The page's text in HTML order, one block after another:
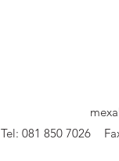
Tel: 081 850 7026